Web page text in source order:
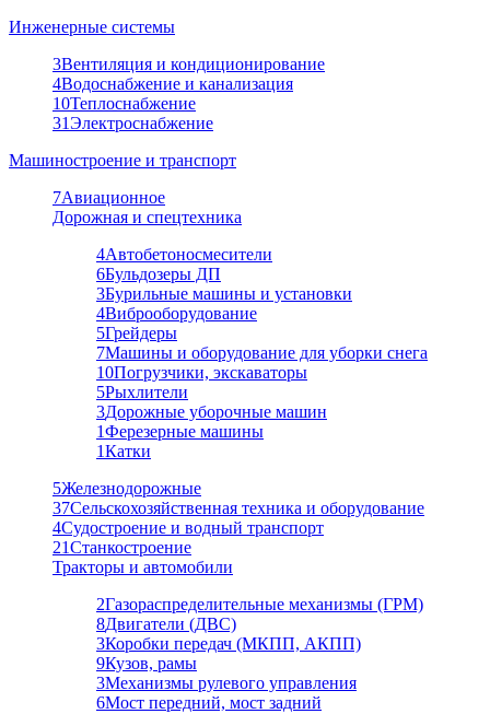
Инженерные системы
3Вентиляция и кондиционирование
4Водоснабжение и канализация
10Теплоснабжение
31Электроснабжение
Машиностроение и транспорт
7Авиационное
Дорожная и спецтехника
4Автобетоносмесители
6Бульдозеры ДП
3Бурильные машины и установки
4Виброоборудование
5Грейдеры
7Машины и оборудование для уборки снега
10Погрузчики, экскаваторы
5Рыхлители
3Дорожные уборочные машин
1Ферезерные машины
1Катки
5Железнодорожные
37Сельскохозяйственная техника и оборудование
4Судостроение и водный транспорт
21Станкостроение
Тракторы и автомобили
2Газораспределительные механизмы (ГРМ)
8Двигатели (ДВС)
3Коробки передач (МКПП, АКПП)
9Кузов, рамы
3Механизмы рулевого управления
6Мост передний, мост задний